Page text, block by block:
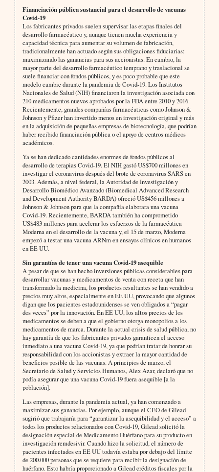
Financiación pública sustancial para el desarrollo de vacunas
Covid-19
Los fabricantes privados suelen supervisar las etapas finales del
desarrollo farmacéutico y, aunque tienen mucha experiencia y
capacidad técnica para aumentar su volumen de fabricación,
tradicionalmente han actuado según sus obligaciones fiduciarias:
maximizando las ganancias para sus accionistas. En cambio, la
mayor parte del desarrollo farmacéutico temprano y traslacional se
suele financiar con fondos públicos, y es poco probable que este
modelo cambie durante la pandemia de Covid-19. Los Institutos
Nacionales de Salud (NIH) financiaron la investigación asociada con
210 medicamentos nuevos aprobados por la FDA entre 2010 y 2016.
Recientemente, grandes compañías farmacéuticas como Johnson &
Johnson y Pfizer han invertido menos en investigación original y más
en la adquisición de pequeñas empresas de biotecnología, que podrían
haber recibido financiación pública o el apoyo de centros médicos
académicos.
Ya se han dedicado cantidades enormes de fondos públicos al
desarrollo de terapias Covid-19. El NIH gastó US$700 millones en
investigar el coronavirus después del brote de coronavirus SARS en
2003. Además, a nivel federal, la Autoridad de Investigación y
Desarrollo Biomédico Avanzado (Biomedical Advanced Research
and Development Authority BARDA) ofreció US$456 millones a
Johnson & Johnson para que la compañía elaborara una vacuna
Covid-19. Recientemente, BARDA también ha comprometido
US$483 millones para acelerar los esfuerzos de la farmacéutica
Moderna en el desarrollo de la vacuna y, el 15 de marzo, Moderna
empezó a testar una vacuna ARNm en ensayos clínicos en humanos
en EE UU.
Sin garantías de tener una vacuna Covid-19 asequible
A pesar de que se han hecho inversiones públicas considerables para
desarrollar vacunas y medicamentos de venta con receta que han
transformado la medicina, los productos resultantes se han vendido a
precios muy altos, especialmente en EE UU, provocando que algunos
digan que los pacientes estadounidenses se ven obligados a “pagar
dos veces” por la innovación. En EE UU, los altos precios de los
medicamentos se deben a que el gobierno otorga monopolios a los
medicamentos de marca. Durante la actual crisis de salud pública, no
hay garantía de que los fabricantes privados garanticen el acceso
inmediato a una vacuna Covid-19, ya que podrían tratar de honrar su
responsabilidad con los accionistas y extraer la mayor cantidad de
beneficios posible de las vacunas. A principios de marzo, el
Secretario de Salud y Servicios Humanos, Alex Azar, declaró que no
podía asegurar que una vacuna Covid-19 fuera asequible [a la
población].
Las empresas, durante la pandemia actual, ya han comenzado a
maximizar sus ganancias. Por ejemplo, aunque el CEO de Gilead
sugirió que trabajaría para “garantizar la asequibilidad y el acceso” a
todos los productos relacionados con Covid-19, Gilead solicitó la
designación especial de Medicamento Huérfano para su producto en
investigación remdesivir. Cuando hizo la solicitud, el número de
pacientes infectados en EE UU todavía estaba por debajo del límite
de 200.000 personas que se requiere para recibir la designación de
huérfano. Esto habría proporcionado a Gilead créditos fiscales por la